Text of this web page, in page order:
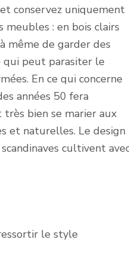
conservez uniquement
meubles : en bois clairs
même de garder des
qui peut parasiter le
En ce qui concerne
années 50 fera
très bien se marier aux
et naturelles. Le design
cultivent
le style